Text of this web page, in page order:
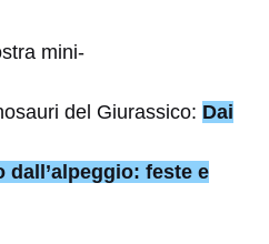
mini-
del Giurassico: Dai
dall’alpeggio: feste e